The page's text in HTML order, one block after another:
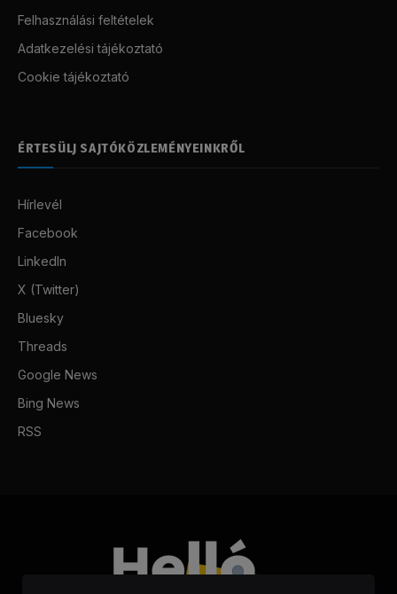
Felhasználási feltételek
Adatkezelési tájékoztató
Cookie tájékoztató
ÉRTESÜLJ SAJTÓKÖZLEMÉNYEINKRŐL
Hírlevél
Facebook
LinkedIn
X (Twitter)
Bluesky
Threads
Google News
Bing News
RSS